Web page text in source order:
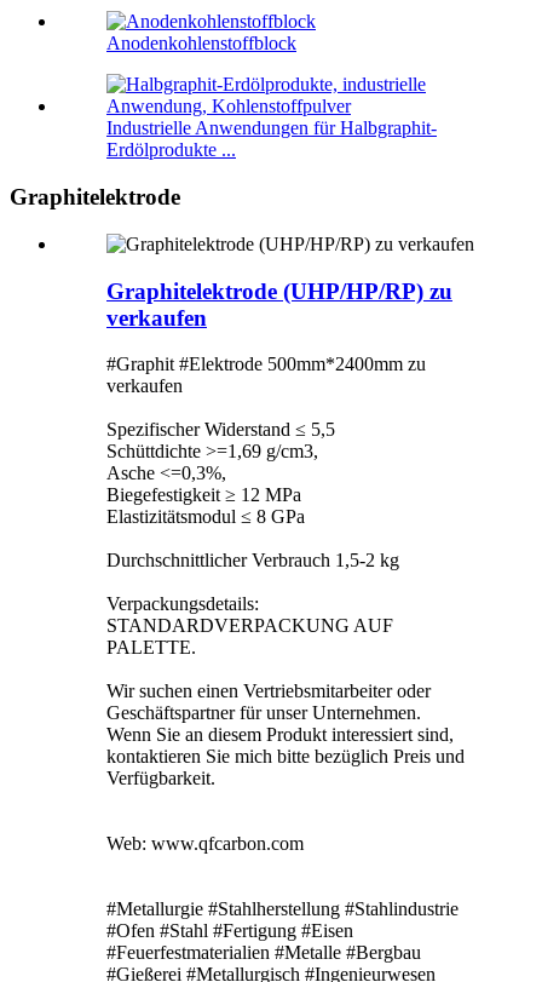
Anodenkohlenstoffblock
Industrielle Anwendungen für Halbgraphit-
Erdölprodukte ...
Graphitelektrode
Graphitelektrode (UHP/HP/RP) zu
verkaufen
#Graphit #Elektrode 500mm*2400mm zu
verkaufen
Spezifischer Widerstand ≤ 5,5
Schüttdichte >=1,69 g/cm3,
Asche <=0,3%,
Biegefestigkeit ≥ 12 MPa
Elastizitätsmodul ≤ 8 GPa
Durchschnittlicher Verbrauch 1,5-2 kg
Verpackungsdetails:
STANDARDVERPACKUNG AUF
PALETTE.
Wir suchen einen Vertriebsmitarbeiter oder
Geschäftspartner für unser Unternehmen.
Wenn Sie an diesem Produkt interessiert sind,
kontaktieren Sie mich bitte bezüglich Preis und
Verfügbarkeit.
Web: www.qfcarbon.com
#Metallurgie #Stahlherstellung #Stahlindustrie
#Ofen #Stahl #Fertigung #Eisen
#Feuerfestmaterialien #Metalle #Bergbau
#Gießerei #Metallurgisch #Ingenieurwesen